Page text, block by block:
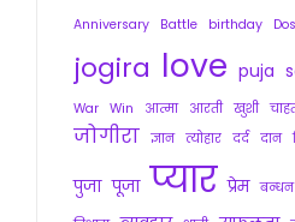
Anniversary Battle birthday
jogira love puja
War Win आत्मा आरती खुशी
जोगीरा ज्ञान त्योहार दर्द दान
पुजा पूजा प्यार प्रेम बन्धन